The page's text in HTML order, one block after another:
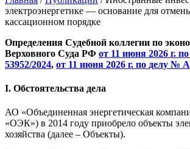
электроэнергетике — основание для
кассационном порядке
Определения Судебной коллегии по
Верховного Суда РФ от 11 июня 2026 г.
53952/2024, от 11 июня 2026 г. по делу №
I. Обстоятельства дела
АО «Объединенная энергетическая
«ОЭК») в 2014 году приобрело объекты
хозяйства (далее – Объекты).